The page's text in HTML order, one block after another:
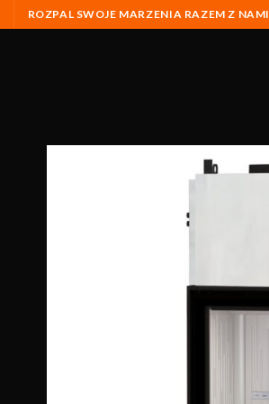
ROZPAL SWOJE MARZENIA RAZEM Z NAMI